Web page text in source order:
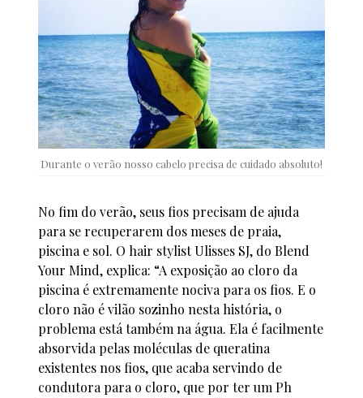
Durante o verão nosso cabelo precisa de cuidado absoluto!
No fim do verão, seus fios precisam de ajuda
para se recuperarem dos meses de praia,
piscina e sol. O hair stylist Ulisses SJ, do Blend
Your Mind, explica: “A exposição ao cloro da
piscina é extremamente nociva para os fios. E o
cloro não é vilão sozinho nesta história, o
problema está também na água. Ela é facilmente
absorvida pelas moléculas de queratina
existentes nos fios, que acaba servindo de
condutora para o cloro, que por ter um Ph